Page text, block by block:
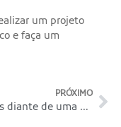
um projeto
e faça um
PRÓXIMO
Estamos diante de uma nova crise hídrica no Brasil?